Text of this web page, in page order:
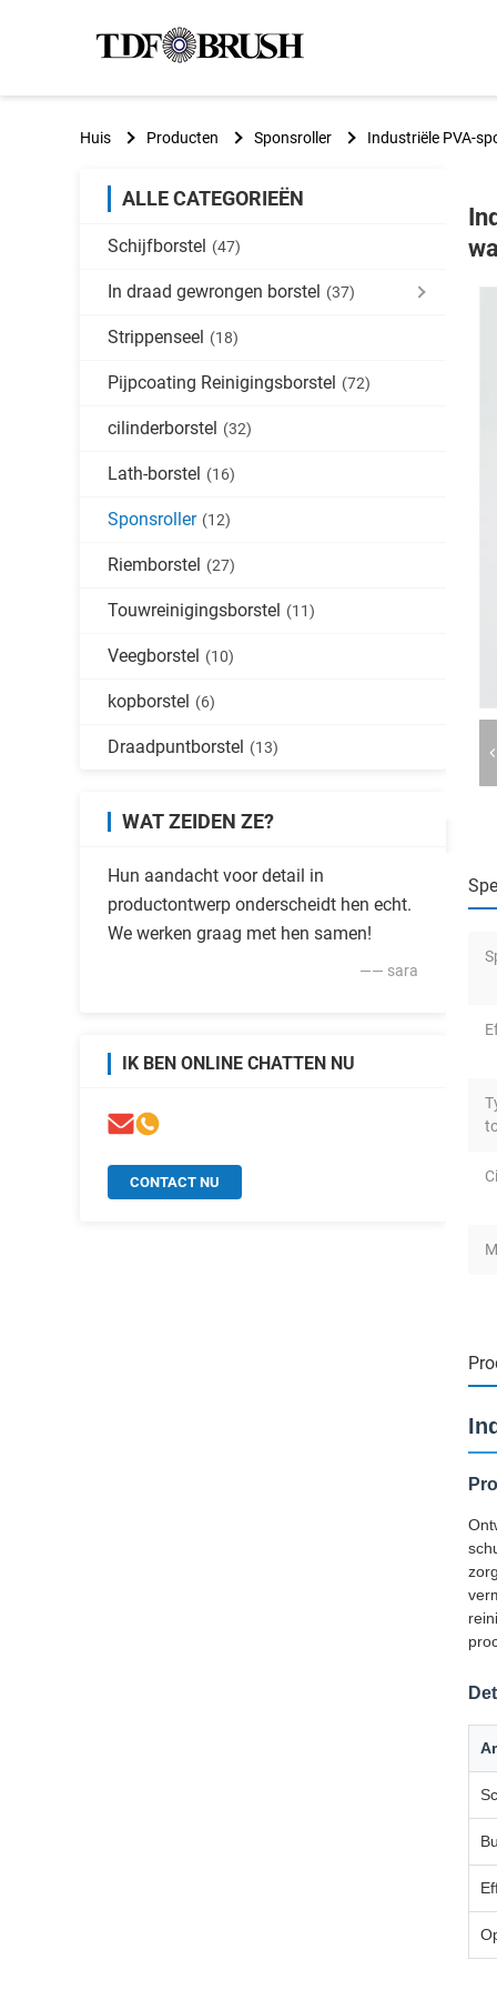
Huis Producten Sponsroller Industriële PVA-
ALLE CATEGORIEËN
Schijfborstel (47)
In draad gewrongen borstel (37)
Strippenseel (18)
Pijpcoating Reinigingsborstel (72)
cilinderborstel (32)
Lath-borstel (16)
Sponsroller (12)
Riemborstel (27)
Touwreinigingsborstel (11)
Veegborstel (10)
kopborstel (6)
Draadpuntborstel (13)
WAT ZEIDEN ZE?
Hun aandacht voor detail in
productontwerp onderscheidt hen echt.
We werken graag met hen samen!
—— sara
IK BEN ONLINE CHATTEN NU
CONTACT NU